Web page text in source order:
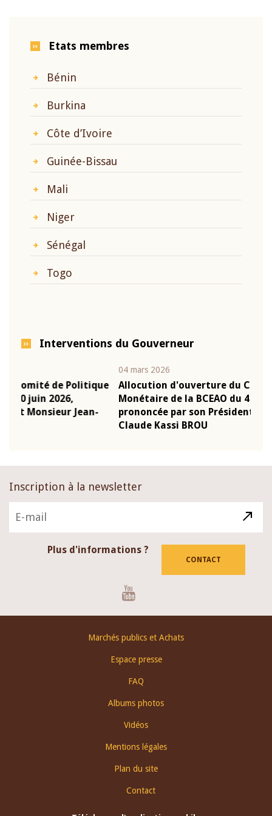
Etats membres
Bénin
Burkina
Côte d’Ivoire
Guinée-Bissau
Mali
Niger
Sénégal
Togo
Interventions du Gouverneur
Allocution d'ouverture du Comité de Politique
Monétaire de la BCEAO du 4 mars 2026,
prononcée par son Président Monsieur Jean-
Inscription à la newsletter
Plus d'informations ?
CONTACT
Marchés publics et Achats
Espace presse
FAQ
Albums photos
Vidéos
Mentions légales
Plan du site
Contact